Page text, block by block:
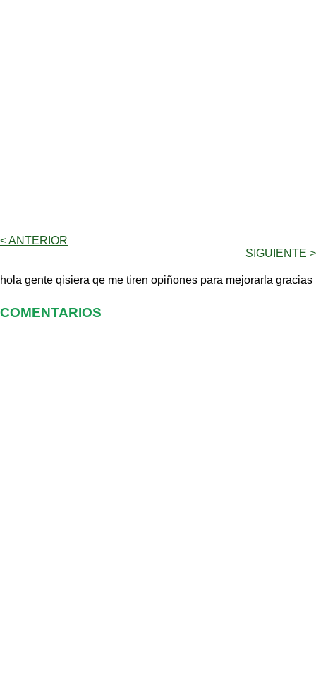
< ANTERIOR
SIGUIENTE >
hola gente qisiera qe me tiren opiñones para mejorarla gracias
COMENTARIOS